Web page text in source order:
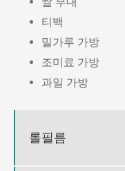
티백
밀가루 가방
조미료 가방
과일 가방
롤필름